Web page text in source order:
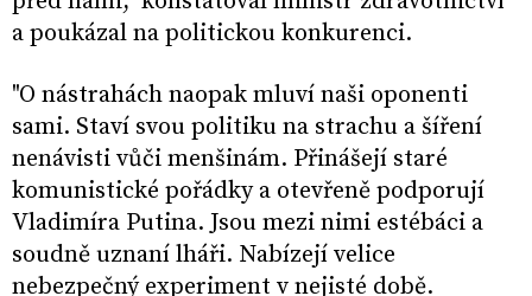
a poukázal na politickou konkurenci.
"O nástrahách naopak mluví naši oponenti
sami. Staví svou politiku na strachu a šíření
nenávisti vůči menšinám. Přinášejí staré
komunistické pořádky a otevřeně podporují
Vladimíra Putina. Jsou mezi nimi estébáci a
soudně uznaní lháři. Nabízejí velice
nebezpečný experiment v nejisté době.